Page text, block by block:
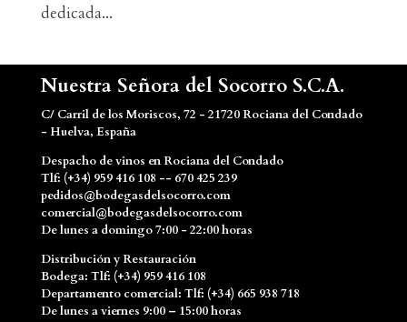
dedicada...
Nuestra Señora del Socorro S.C.A.
C/ Carril de los Moriscos, 72 - 21720 Rociana del Condado
- Huelva, España
Despacho de vinos en Rociana del Condado
Tlf: (+34) 959 416 108 -- 670 425 239
pedidos@bodegasdelsocorro.com
comercial@bodegasdelsocorro.com
De lunes a domingo 7:00 - 22:00 horas
Distribución y Restauración
Bodega: Tlf: (+34) 959 416 108
Departamento comercial: Tlf: (+34) 665 938 718
De lunes a viernes 9:00 – 15:00 horas